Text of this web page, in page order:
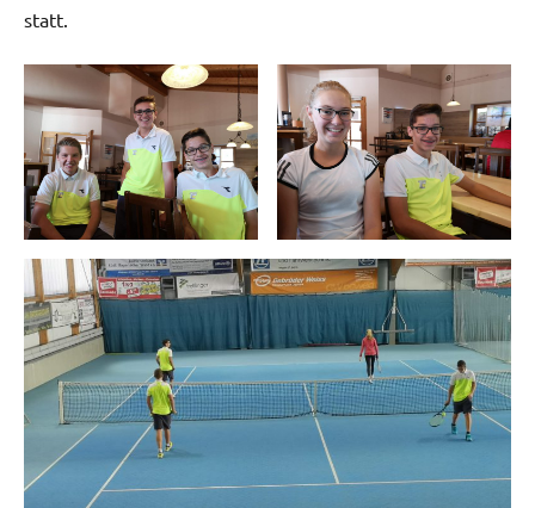
statt.